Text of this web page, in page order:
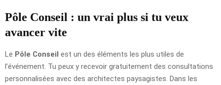
Pôle Conseil : un vrai plus si tu veux
avancer vite
Le Pôle Conseil est un des éléments les plus utiles de
l’événement. Tu peux y recevoir gratuitement des consultations
personnalisées avec des architectes paysagistes. Dans les